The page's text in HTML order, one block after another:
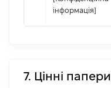
інформація]
7. Цінні папери